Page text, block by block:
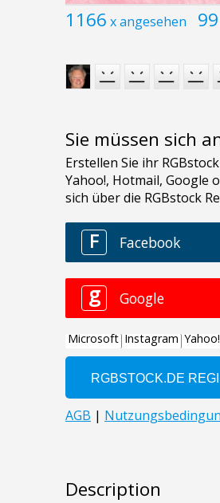
1166 x angesehen 99
Sie müssen sich
Description